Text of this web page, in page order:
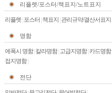
리플렛/포스터/책표지/노트표지
리플렛 포스터 책표지 관리규약/결산서표지
명함
에폭시 명함| 칼라명함| 고급지명함| 카드명함|
접지명함|
전단